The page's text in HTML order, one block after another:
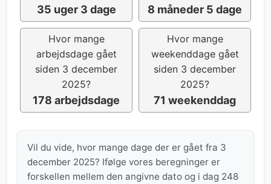
35 uger 3 dage 8 måneder 5 dage
Hvor mange
arbejdsdage gået
siden 3 december
2025?
178 arbejdsdage
Hvor mange
weekenddage gået
siden 3 december
2025?
71 weekenddag
Vil du vide, hvor mange dage der er gået fra 3
december 2025? Ifølge vores beregninger er
forskellen mellem den angivne dato og i dag 248